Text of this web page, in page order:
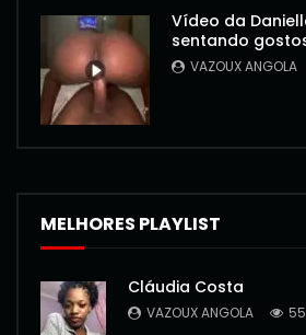
Vídeo da
sentando
VAZOUX ANGOLA
MELHORES PLAYLIST
Cláudia Costa
VAZOUX ANGOLA